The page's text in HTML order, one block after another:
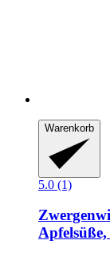
Warenkorb
5.0 (1)